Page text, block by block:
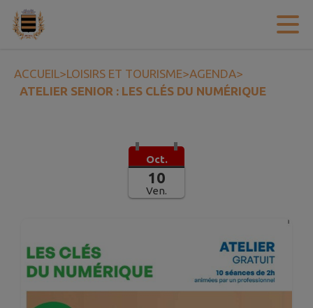
Contenu
ACCUEIL>LOISIRS ET TOURISME>AGENDA>
ATELIER SENIOR : LES CLÉS DU NUMÉRIQUE
Oct.
10
Ven.